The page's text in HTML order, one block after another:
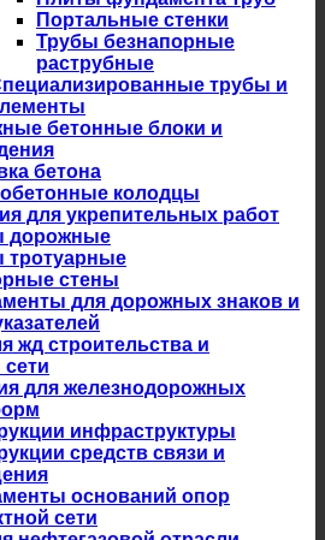
Портальные стенки
Трубы безнапорные
раструбные
трубы и
бетонные блоки и
бетона
колодцы
для укрепительных работ
дорожные
тротуарные
стены
для дорожных знаков и
жд строительства и
сети
для железнодорожных
инфраструктуры
средств связи и
оснований опор
сети